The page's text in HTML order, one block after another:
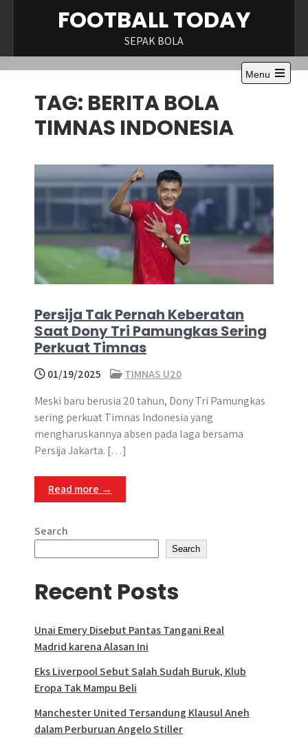
FOOTBALL TODAY
SEPAK BOLA
Menu
Open
TAG: BERITA BOLA
TIMNAS INDONESIA
Persija Tak Pernah Keberatan
Saat Dony Tri Pamungkas Sering
Perkuat Timnas
01/19/2025
TIMNAS U20
Meski baru berusia 20 tahun, Dony Tri Pamungkas
sering perkuat Timnas Indonesia yang
mengharuskannya absen pada laga bersama
Persija Jakarta. […]
Read more →
Search
Search
Recent Posts
Unai Emery Disebut Pantas Tangani Real
Madrid karena Alasan Ini
Eks Liverpool Sebut Salah Sudah Buruk, Klub
Eropa Tak Mampu Beli
Manchester United Tersandung Klausul Aneh
dalam Perburuan Angelo Stiller